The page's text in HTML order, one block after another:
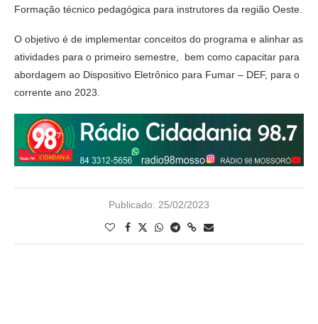
Formação técnico pedagógica para instrutores da região Oeste.
O objetivo é de implementar conceitos do programa e alinhar as
atividades para o primeiro semestre, bem como capacitar para
abordagem ao Dispositivo Eletrônico para Fumar – DEF, para o
corrente ano 2023.
Publicado: 25/02/2023